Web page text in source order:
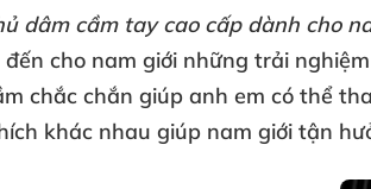
dâm cầm tay cao cấp dành cho
cho nam giới những trải
chắc chắn giúp anh em có thể
khác nhau giúp nam giới tận